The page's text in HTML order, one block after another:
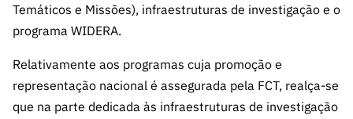
s
públicas
Interesse
FCCN,
Temáticos e Missões), infraestruturas de investigação e o
programa WIDERA.
Relativamente aos programas cuja promoção e
representação nacional é assegurada pela FCT, realça-se
que na parte dedicada às infraestruturas de investigação